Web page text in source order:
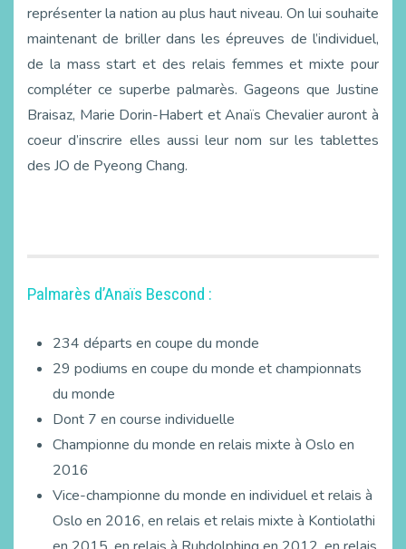
représenter la nation au plus haut niveau. On lui souhaite
maintenant de briller dans les épreuves de l’individuel,
de la mass start et des relais femmes et mixte pour
compléter ce superbe palmarès. Gageons que Justine
Braisaz, Marie Dorin-Habert et Anaïs Chevalier auront à
coeur d’inscrire elles aussi leur nom sur les tablettes
des JO de Pyeong Chang.
Palmarès d’Anaïs Bescond :
234 départs en coupe du monde
29 podiums en coupe du monde et championnats
du monde
Dont 7 en course individuelle
Championne du monde en relais mixte à Oslo en
2016
Vice-championne du monde en individuel et relais à
Oslo en 2016, en relais et relais mixte à Kontiolathi